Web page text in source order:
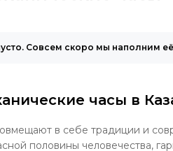
Совсем скоро мы наполним
часы в
в себе традиции и
половины человечества,